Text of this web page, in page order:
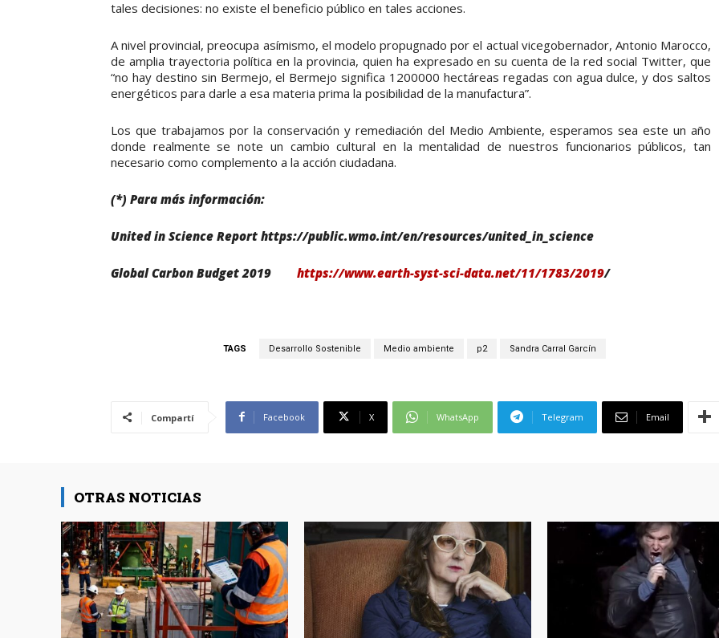
tales decisiones: no existe el beneficio público en tales acciones.
A nivel provincial, preocupa asímismo, el modelo propugnado por el actual vicegobernador, Antonio Marocco,
de amplia trayectoria política en la provincia, quien ha expresado en su cuenta de la red social Twitter, que
“no hay destino sin Bermejo, el Bermejo significa 1200000 hectáreas regadas con agua dulce, y dos saltos
energéticos para darle a esa materia prima la posibilidad de la manufactura”.
Los que trabajamos por la conservación y remediación del Medio Ambiente, esperamos sea este un año
donde realmente se note un cambio cultural en la mentalidad de nuestros funcionarios públicos, tan
necesario como complemento a la acción ciudadana.
(*) Para más información:
United in Science Report https://public.wmo.int/en/resources/united_in_science
Global Carbon Budget 2019 https://www.earth-syst-sci-data.net/11/1783/2019/
TAGS Desarrollo Sostenible Medio ambiente p2 Sandra Carral Garcín
Compartí Facebook X WhatsApp Telegram Email
OTRAS NOTICIAS